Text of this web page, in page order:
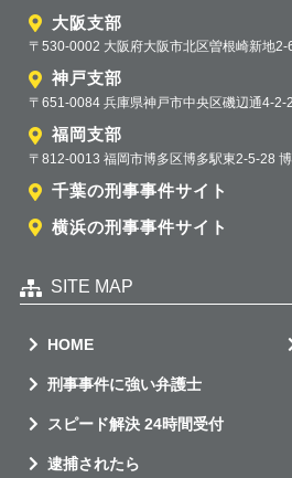
大阪支部
〒530-0002 大阪府大阪市北区曽根崎新地
神戸支部
〒651-0084 兵庫県神戸市中央区磯辺通4-2-
福岡支部
〒812-0013 福岡市博多区博多駅東2-5-28
千葉の刑事事件サイト
横浜の刑事事件サイト
SITE MAP
HOME
刑事事件に強い弁護士
スピード解決 24時間受付
逮捕されたら